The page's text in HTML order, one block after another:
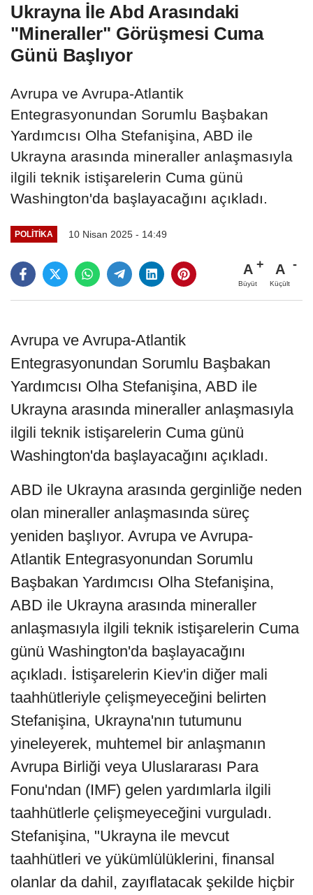
Ukrayna İle Abd Arasındaki
"Mineraller" Görüşmesi Cuma
Günü Başlıyor
Avrupa ve Avrupa-Atlantik
Entegrasyonundan Sorumlu Başbakan
Yardımcısı Olha Stefanişina, ABD ile
Ukrayna arasında mineraller anlaşmasıyla
ilgili teknik istişarelerin Cuma günü
Washington'da başlayacağını açıkladı.
POLITIKA 10 Nisan 2025 - 14:49
A
Büyüt
A
Küçült
Avrupa ve Avrupa-Atlantik
Entegrasyonundan Sorumlu Başbakan
Yardımcısı Olha Stefanişina, ABD ile
Ukrayna arasında mineraller anlaşmasıyla
ilgili teknik istişarelerin Cuma günü
Washington'da başlayacağını açıkladı.
ABD ile Ukrayna arasında gerginliğe neden
olan mineraller anlaşmasında süreç
yeniden başlıyor. Avrupa ve Avrupa-
Atlantik Entegrasyonundan Sorumlu
Başbakan Yardımcısı Olha Stefanişina,
ABD ile Ukrayna arasında mineraller
anlaşmasıyla ilgili teknik istişarelerin Cuma
günü Washington'da başlayacağını
açıkladı. İstişarelerin Kiev'in diğer mali
taahhütleriyle çelişmeyeceğini belirten
Stefanişina, Ukrayna'nın tutumunu
yineleyerek, muhtemel bir anlaşmanın
Avrupa Birliği veya Uluslararası Para
Fonu'ndan (IMF) gelen yardımlarla ilgili
taahhütlerle çelişmeyeceğini vurguladı.
Stefanişina, "Ukrayna ile mevcut
taahhütleri ve yükümlülüklerini, finansal
olanlar da dahil, zayıflatacak şekilde hiçbir